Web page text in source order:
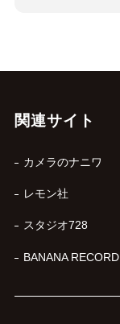
関連サイト
カメラのナニワ
レモン社
スタジオ728
BANANA RECORD